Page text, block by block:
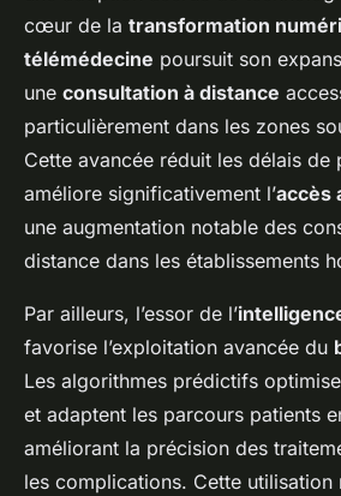
cœur de la transformation
télémédecine poursuit son
une consultation à distance
particulièrement dans les zones
Cette avancée réduit les délais de
améliore significativement l’accès
une augmentation notable des
distance dans les établissements
Par ailleurs, l’essor de l’
favorise l’exploitation avancée du
Les algorithmes prédictifs
et adaptent les parcours patients
améliorant la précision des
les complications. Cette utilisation